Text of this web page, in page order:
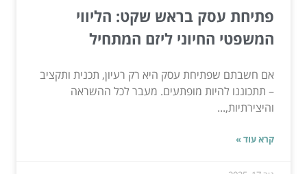
פתיחת עסק בראש שקט: הליווי
המשפטי החיוני ליזם המתחיל
אם חשבתם שפתיחת עסק היא רק רעיון, תכנית ותקציב
– תתכוננו להיות מופתעים. מעבר לכל ההשראה
והיצירתיות,...
קרא עוד »